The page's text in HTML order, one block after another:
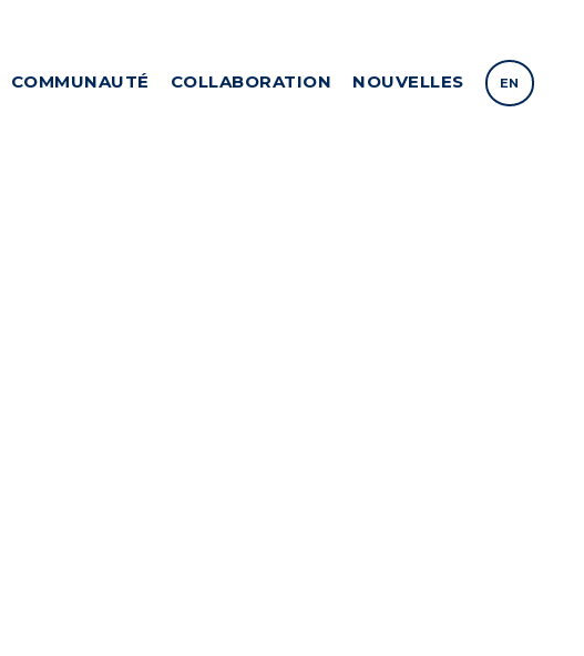
COMMUNAUTÉ COLLABORATION NOUVELLES EN